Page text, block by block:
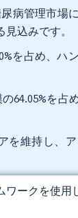
病管理市場
込みです。
を占め、ハ
64.05%を占
を維持し、
ークを使用